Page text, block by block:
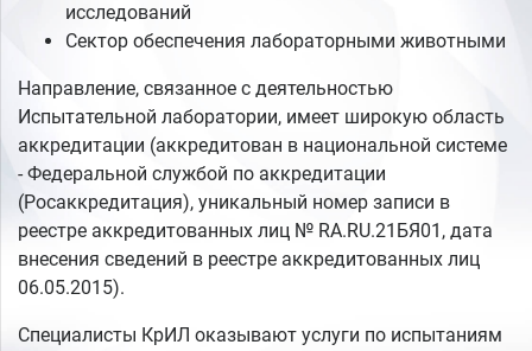
исследований
Сектор обеспечения лабораторными животными
Направление, связанное с деятельностью
Испытательной лаборатории, имеет широкую область
аккредитации (аккредитован в национальной системе
- Федеральной службой по аккредитации
(Росаккредитация), уникальный номер записи в
реестре аккредитованных лиц № RA.RU.21БЯ01, дата
внесения сведений в реестре аккредитованных лиц
06.05.2015).
Специалисты КрИЛ оказывают услуги по испытаниям